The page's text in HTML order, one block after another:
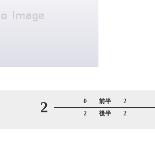
2
0 前半 2
2 後半 2